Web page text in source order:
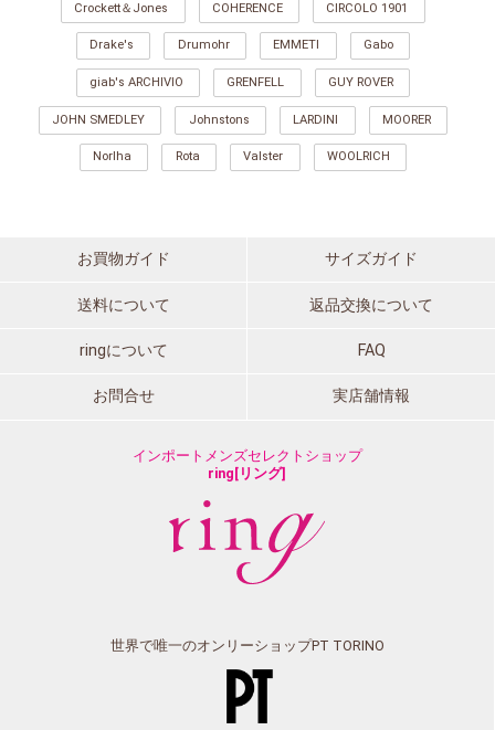
Crockett＆Jones COHERENCE CIRCOLO 1901
Drake's Drumohr EMMETI Gabo
giab's ARCHIVIO GRENFELL GUY ROVER
JOHN SMEDLEY Johnstons LARDINI MOORER
Norlha Rota Valster WOOLRICH